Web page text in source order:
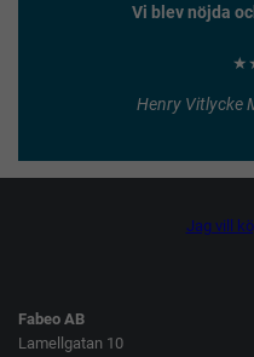
Vi blev nöjda
Henry Vitlycke
Jag vill
Fabeo AB
Lamellgatan 10